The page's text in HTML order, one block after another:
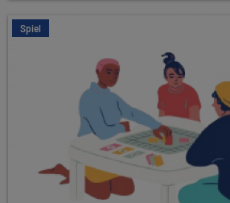
Spiel